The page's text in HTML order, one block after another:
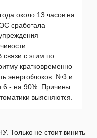
около 13 часов на
сработала
связи с этим по
кратковременно
энергоблоков: №3 и
- на 90%. Причины
выясняются.
Только не стоит винить